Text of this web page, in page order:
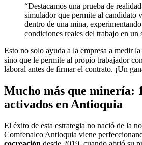
“Destacamos una prueba de
simulador que permite al candidato
dentro de una mina,
condiciones reales del trabajo en un
Esto no solo ayuda a la empresa a medir
sino que le permite al propio trabajador
laboral antes de firmar el contrato. ¡Un
Mucho más que minería:
activados en Antioquia
El éxito de esta estrategia no nació de la
Comfenalco Antioquia viene